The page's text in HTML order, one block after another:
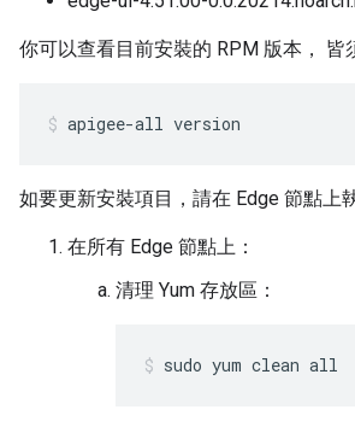
你可以查看目前安裝的 RPM 版本， 皆
apigee-all version
如要更新安裝項目，請在 Edge 節點上
在所有 Edge 節點上：
清理 Yum 存放區：
sudo yum clean all